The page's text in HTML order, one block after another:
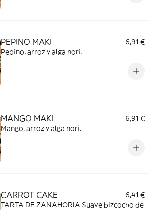
PEPINO MAKI
6,91 €
Pepino, arroz y alga nori.
MANGO MAKI
6,91 €
Mango, arroz y alga nori.
CARROT CAKE
6,41 €
TARTA DE ZANAHORIA Suave bizcocho de